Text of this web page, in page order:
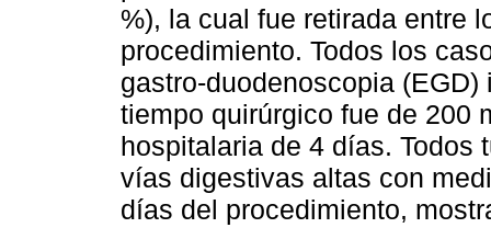
%), la cual fue retirada entre
procedimiento. Todos los
gastro-duodenoscopia
tiempo quirúrgico fue de 200
hospitalaria de 4 días. Todos
vías digestivas altas con
días del procedimiento,